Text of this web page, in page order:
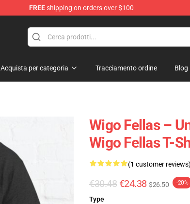
FREEshipping on orders over $100
Acquista per categoria Tracciamento ordine Blog
Wigo Fellas –
Wigo Fellas T-
(1 customer
€30.48 €24.38 $26.50 -20%
Type